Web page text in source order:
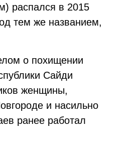
распался в 2015
тем же названием,
о похищении
Сайди
женщины,
и насильно
ранее работал